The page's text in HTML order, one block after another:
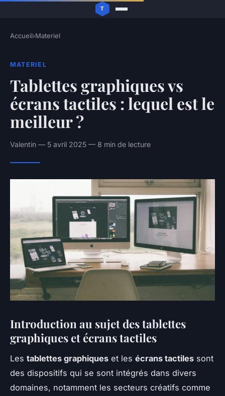
Accueil›Materiel
MATERIEL
Tablettes graphiques vs
écrans tactiles : lequel est le
meilleur ?
Valentin — 5 avril 2025 — 8 min de lecture
Introduction au sujet des tablettes
graphiques et écrans tactiles
Les tablettes graphiques et les écrans tactiles sont
des dispositifs qui se sont intégrés dans divers
domaines, notamment les secteurs créatifs comme